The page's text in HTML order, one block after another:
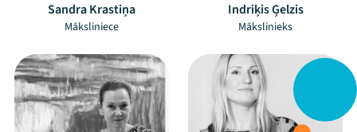
Sandra Krastiņa
Māksliniece
Indriķis Ģelzis
Mākslinieks